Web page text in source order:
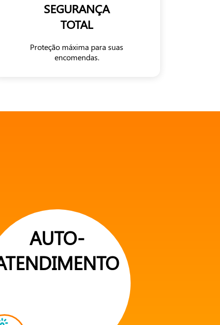
SEGURANÇA
TOTAL
Proteção máxima para suas
encomendas.
AUTO-